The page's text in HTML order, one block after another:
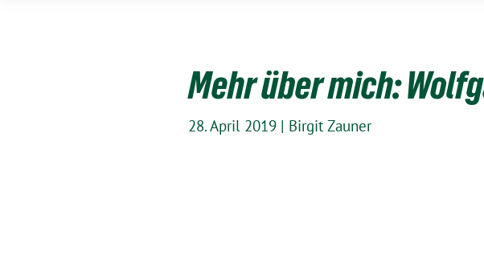
Mehr über mich:
28. April 2019 | Birgit Zauner